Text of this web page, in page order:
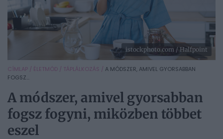
istockphoto.com / Halfpoint
CÍMLAP / ÉLETMÓD / TÁPLÁLKOZÁS / A MÓDSZER, AMIVEL GYORSABBAN
FOGSZ...
A módszer, amivel gyorsabban
fogsz fogyni, miközben többet
eszel